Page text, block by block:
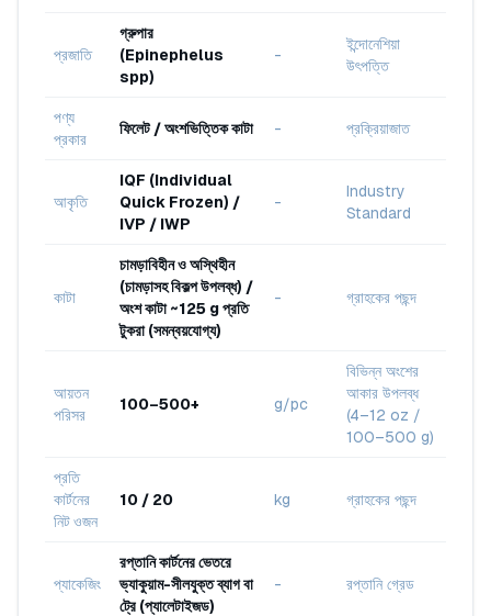
প্রজাতি
গ্রুপার
(Epinephelus
spp)
-
ইন্দোনেশিয়া
উৎপত্তি
পণ্য
প্রকার
ফিলেট / অংশভিত্তিক কাটা - প্রক্রিয়াজাত
আকৃতি
IQF (Individual
Quick Frozen) /
IVP / IWP
-
Industry
Standard
কাটা
চামড়াবিহীন ও অস্থিহীন
(চামড়াসহ বিকল্প উপলব্ধ) /
অংশ কাটা ~125 g প্রতি
টুকরা (সমন্বয়যোগ্য)
- গ্রাহকের পছন্দ
আয়তন
পরিসর
100–500+ g/pc
বিভিন্ন অংশের
আকার উপলব্ধ
(4–12 oz /
100–500 g)
প্রতি
কার্টনের
নিট ওজন
10 / 20 kg গ্রাহকের পছন্দ
প্যাকেজিং
রপ্তানি কার্টনের ভেতরে
ভ্যাকুয়াম-সীলযুক্ত ব্যাগ বা
ট্রে (প্যালেটাইজড)
- রপ্তানি গ্রেড